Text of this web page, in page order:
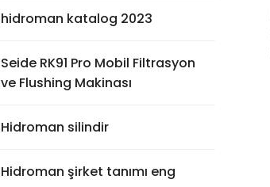
hidroman katalog 2023
Seide RK91 Pro Mobil Filtrasyon
ve Flushing Makinası
Hidroman silindir
Hidroman şirket tanımı eng